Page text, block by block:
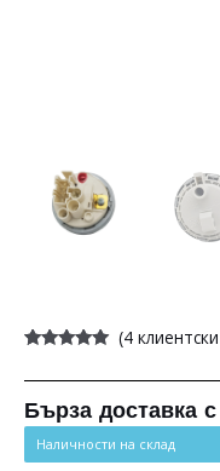
5.00от 5,
потребителски
оценки
(4
Бърза доставка
Наличности на склад